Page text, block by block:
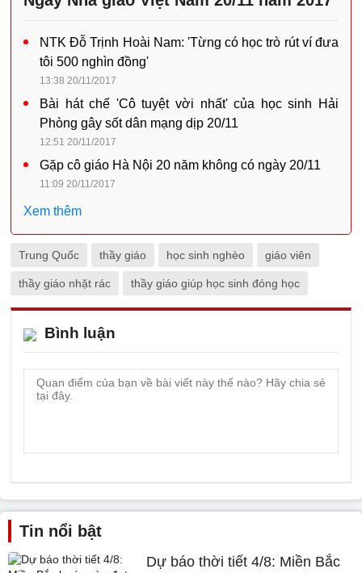
NTK Đỗ Trịnh Hoài Nam: 'Từng có học trò rút ví đưa
tôi 500 nghìn đồng'
13:38 20/11/2017
Bài hát chế 'Cô tuyệt vời nhất' của học sinh Hải
Phòng gây sốt dân mạng dịp 20/11
12:51 20/11/2017
Gặp cô giáo Hà Nội 20 năm không có ngày 20/11
11:09 20/11/2017
Xem thêm
Trung Quốc thầy giáo học sinh nghèo giáo viên
thầy giáo nhặt rác thầy giáo giúp học sinh đóng học
Bình luận
Tin nổi bật
Dự báo thời tiết 4/8: Miền Bắc